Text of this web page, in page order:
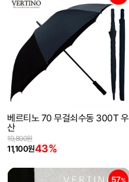
베르티노 70 무걸쇠수동 300T 우
산
11,100원43%
19,800원
57